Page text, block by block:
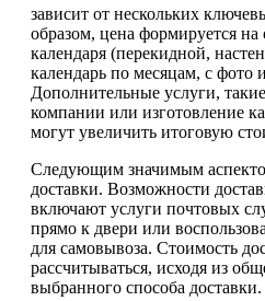
зависит от нескольких
образом, цена формируется
календаря (перекидной,
календарь по месяцам, с фото
Дополнительные услуги,
компании или изготовление
могут увеличить итоговую
Следующим значимым
доставки. Возможности
включают услуги почтовых
прямо к двери или
для самовывоза. Стоимость
рассчитываться, исходя из
выбранного способа